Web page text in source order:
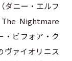
ダニー・エルフ
Nightmare
・ビフォア・ク
ヴァイオリニス